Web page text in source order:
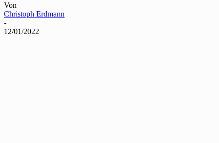
Von
Christoph Erdmann
-
12/01/2022